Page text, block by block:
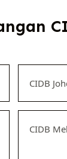
CIDB
CIDB